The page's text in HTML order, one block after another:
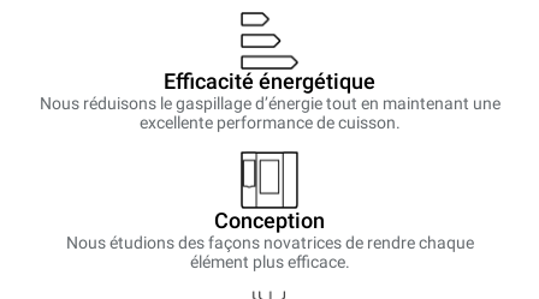
Efficacité énergétique
Nous réduisons le gaspillage d’énergie tout en maintenant une
excellente performance de cuisson.
Conception
Nous étudions des façons novatrices de rendre chaque
élément plus efficace.